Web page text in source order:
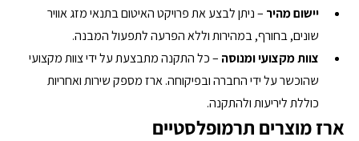
יישום מהיר – ניתן לבצע את פרויקט האיטום בתנאי מזג אוויר
שונים, בחורף, במהירות וללא הפרעה לתפעול המבנה.
צוות מקצועי ומנוסה – כל התקנה מתבצעת על ידי צוות מקצועי
שהוכשר על ידי החברה ובפיקוחה. ארז מספק שירות ואחריות
כוללת ליריעות ולהתקנה.
ארז מוצרים תרמופלסטיים